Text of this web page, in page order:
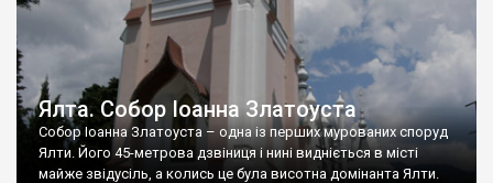
Ялта. Собор Іоанна Златоуста
Собор Іоанна Златоуста – одна із перших мурованих споруд
Ялти. Його 45-метрова дзвіниця і нині видніється в місті
майже звідусіль, а колись це була висотна домінанта Ялти.